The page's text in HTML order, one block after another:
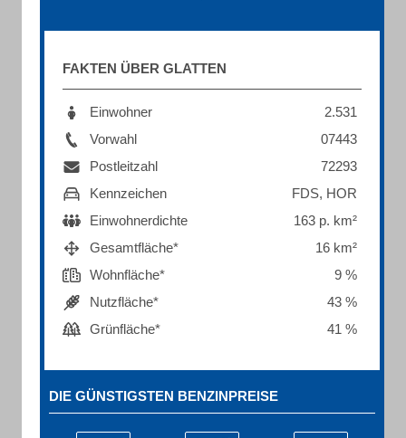
FAKTEN ÜBER GLATTEN
Einwohner
2.531
Vorwahl
07443
Postleitzahl
72293
Kennzeichen
FDS, HOR
Einwohnerdichte
163 p. km²
Gesamtfläche*
16 km²
Wohnfläche*
9 %
Nutzfläche*
43 %
Grünfläche*
41 %
DIE GÜNSTIGSTEN BENZINPREISE